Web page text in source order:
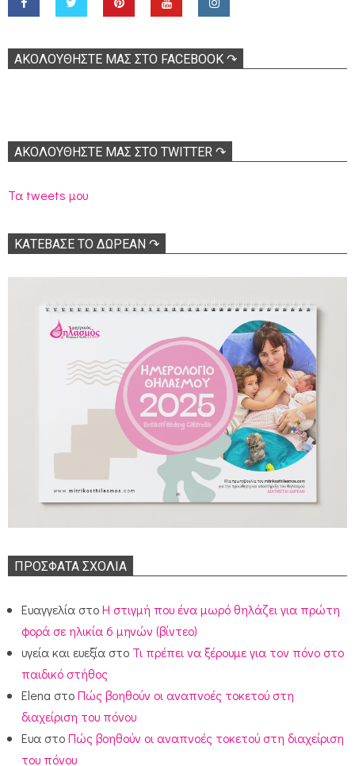
ΑΚΟΛOΥΘΉΣΤΕ ΜΑΣ ΣΤΟ FACEBOOK ↷
ΑΚΟΛΟΥΘΉΣΤΕ ΜΑΣ ΣΤΟ TWITTER ↷
Τα tweets μου
ΚΑΤΕΒΑΣΕ ΤΟ ΔΩΡΕΑΝ ↷
ΠΡΌΣΦΑΤΑ ΣΧΌΛΙΑ
Ευαγγελία στοΗ στιγμή που ένα μωρό θηλάζει για πρώτη
φορά σε ηλικία 6 μηνών (βίντεο)
υγεία και ευεξία στο Τι πρέπει να ξέρουμε για τον πόνο στο
παιδικό στήθος
Elena στοΠώς βοηθούν οι αναπνοές τοκετού στη
διαχείριση του πόνου
Ευα στοΠώς βοηθούν οι αναπνοές τοκετού στη διαχείριση
του πόνου